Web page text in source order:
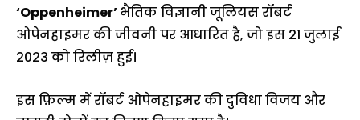
‘Oppenheimer’भैतिक विज्ञानी जूलियस रॉबर्ट
ओपेनहाइमर की जीवनी पर आधारित है, जो इस 21 जुलाई
2023 को रिलीज़ हुई।
इस फ़िल्म में रॉबर्ट ओपेनहाइमर की दुविधा विजय और